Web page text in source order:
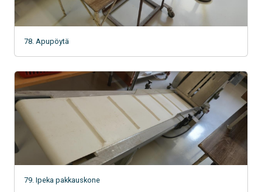
78. Apupöytä
79. Ipeka pakkauskone